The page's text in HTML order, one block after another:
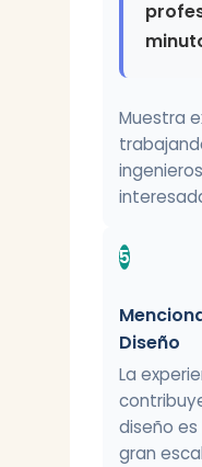
Muestra
5
Diseño
La
diseño
gran